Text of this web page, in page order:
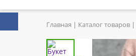
Главная Каталог товаров